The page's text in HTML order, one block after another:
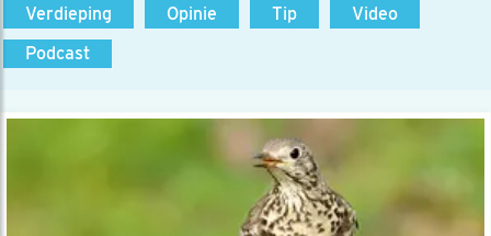
Verdieping
Opinie Tip
Video
Podcast